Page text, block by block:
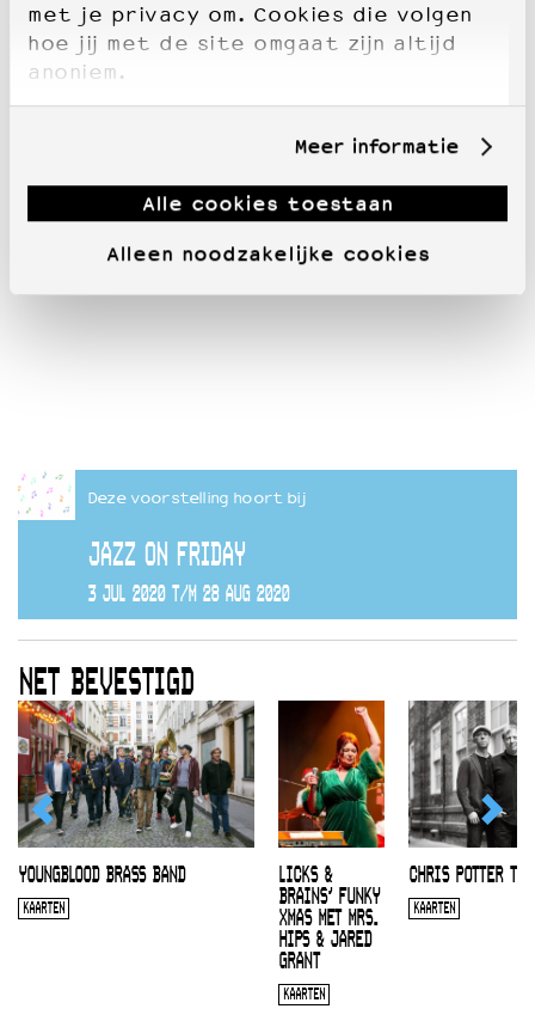
met je privacy om. Cookies die volgen
hoe jij met de site omgaat zijn altijd
anoniem.
Meer informatie
Alle cookies toestaan
Alleen noodzakelijke cookies
Deze voorstelling hoort bij
JAZZ ON FRIDAY
3 JUL 2020 T/M 28 AUG 2020
NET BEVESTIGD
YOUNGBLOOD BRASS BAND
KAARTEN
LICKS &
BRAINS’ FUNKY
XMAS MET MRS.
HIPS & JARED
GRANT
KAARTEN
CHRIS POTTER
KAARTEN